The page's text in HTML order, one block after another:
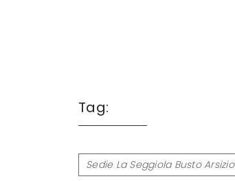
Tag:
Sedie La Seggiola Busto Arsizio